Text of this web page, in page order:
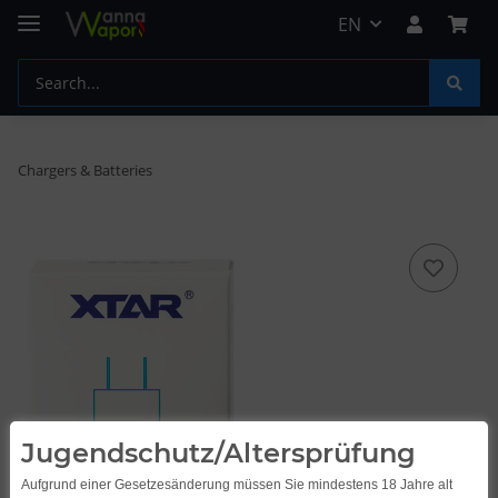
EN
Chargers & Batteries
Jugendschutz/Altersprüfung
Aufgrund einer Gesetzesänderung müssen Sie mindestens 18 Jahre alt